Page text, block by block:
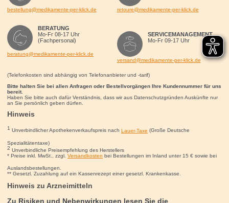
bestellung@medikamente-per-klick.de
BERATUNG
Mo-Fr 08-17 Uhr
(Fachpersonal)
beratung@medikamente-per-klick.de
retoure@medikamente-per-klick.de
SERVICEMANAGEMENT
Mo-Fr 09-17 Uhr
versand@medikamente-per-klick.de
(Telefonkosten sind abhängig von Telefonanbieter und -tarif)
Bitte halten Sie bei allen Anfragen oder Bestellvorgängen Ihre Kundennummer für uns
bereit.
Haben Sie bitte auch dafür Verständnis, dass wir aus Datenschutzgründen Auskünfte nur
an Sie persönlich geben dürfen.
Hinweis
1 Unverbindlicher Apothekenverkaufspreis nach Lauer-Taxe (Große Deutsche
Spezialitätentaxe)
2 Unverbindliche Preisempfehlung des Herstellers
* Preise inkl. MwSt., zzgl. Versandkosten bei Bestellungen im Inland unter 15 €sowie bei
Auslandsbestellungen.
** Gesetzl. Zuzahlung auf ein Kassenrezept einer gesetzl. Krankenkasse.
Hinweis zu Arzneimitteln
Zu Risiken und Nebenwirkungen lesen Sie die